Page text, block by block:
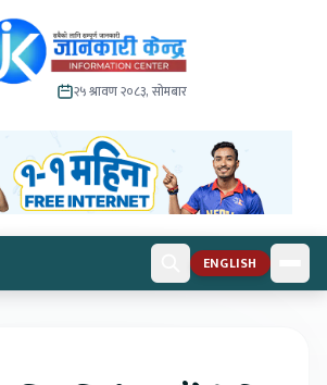
२५ श्रावण २०८३, सोमबार
ENGLISH